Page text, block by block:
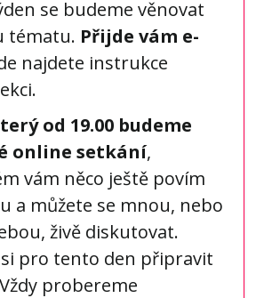
se budeme věnovat
tématu. Přijde vám e-
najdete instrukce
od 19.00 budeme
online setkání,
vám něco ještě povím
a můžete se mnou, nebo
živě diskutovat.
pro tento den připravit
probereme